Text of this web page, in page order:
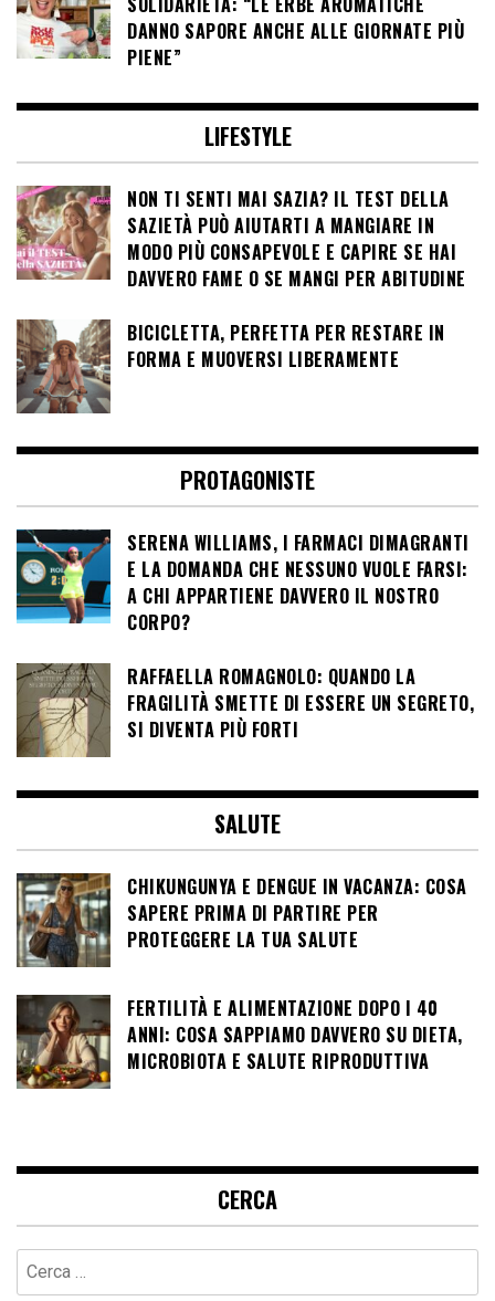
DANNO SAPORE ANCHE ALLE GIORNATE PIÙ
PIENE”
LIFESTYLE
NON TI SENTI MAI SAZIA? IL TEST DELLA
SAZIETÀ PUÒ AIUTARTI A MANGIARE IN
MODO PIÙ CONSAPEVOLE E CAPIRE SE HAI
DAVVERO FAME O SE MANGI PER ABITUDINE
BICICLETTA, PERFETTA PER RESTARE IN
FORMA E MUOVERSI LIBERAMENTE
PROTAGONISTE
SERENA WILLIAMS, I FARMACI DIMAGRANTI
E LA DOMANDA CHE NESSUNO VUOLE FARSI:
A CHI APPARTIENE DAVVERO IL NOSTRO
CORPO?
RAFFAELLA ROMAGNOLO: QUANDO LA
FRAGILITÀ SMETTE DI ESSERE UN SEGRETO,
SI DIVENTA PIÙ FORTI
SALUTE
CHIKUNGUNYA E DENGUE IN VACANZA: COSA
SAPERE PRIMA DI PARTIRE PER
PROTEGGERE LA TUA SALUTE
FERTILITÀ E ALIMENTAZIONE DOPO I 40
ANNI: COSA SAPPIAMO DAVVERO SU DIETA,
MICROBIOTA E SALUTE RIPRODUTTIVA
CERCA
Ricerca
per: